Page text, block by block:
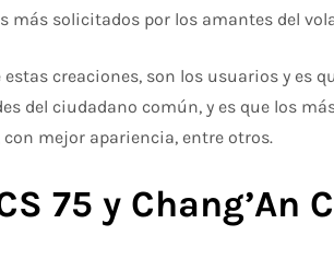
más solicitados por los amantes del
estas creaciones, son los usuarios y es
del ciudadano común, y es que los
mejor apariencia, entre otros.
75 y Chang’An